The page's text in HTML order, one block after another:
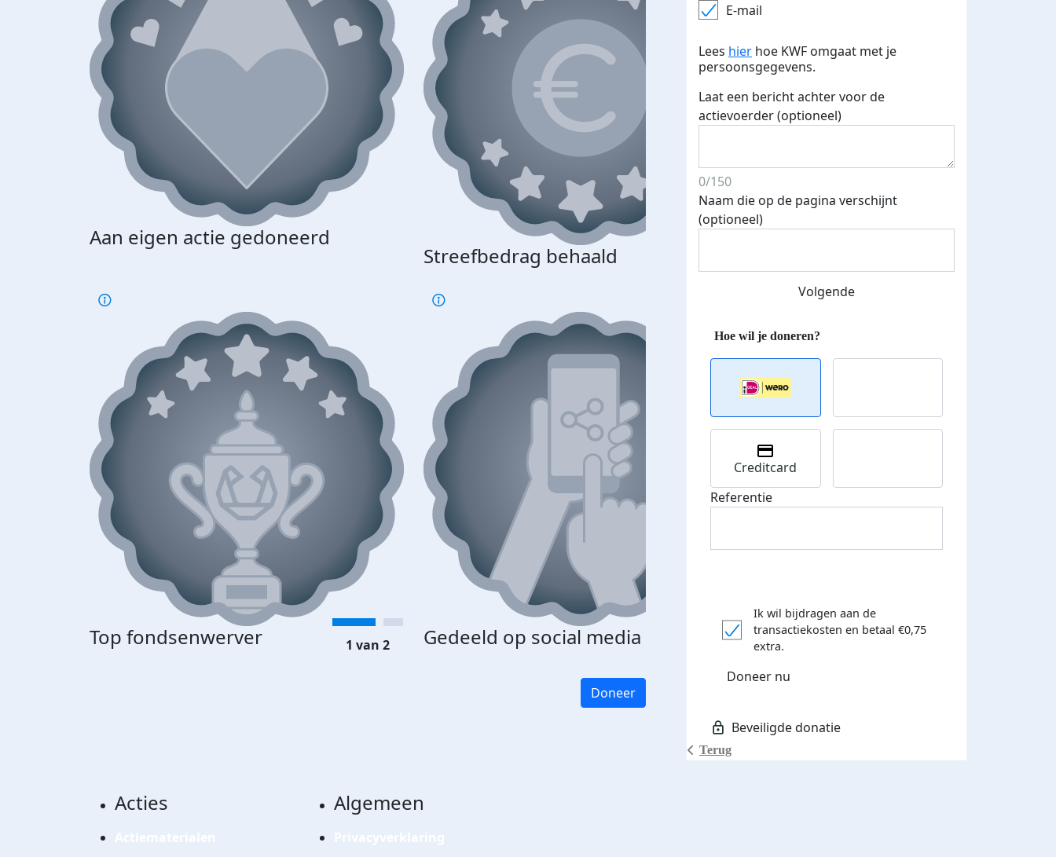
Aan eigen actie gedoneerd
Streefbedrag behaald
Top fondsenwerver Gedeeld op social media Donateurs bedankt
1 van 2
Doneer
E-mail
Lees hier hoe KWF omgaat met je
persoonsgegevens.
Laat een bericht achter voor de
actievoerder (optioneel)
0/150
Naam die op de pagina verschijnt
(optioneel)
Volgende
Terug
Creditcard
Referentie
Ik wil bijdragen aan de
transactiekosten en betaal €0,75
extra.
Doneer nu
Acties Algemeen